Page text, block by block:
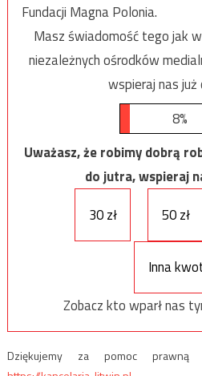
Fundacji Magna Polonia.
Masz świadomość tego jak
niezależnych ośrodków
wspieraj nas
8%
Uważasz, że robimy dobrą
do jutra, wspieraj
30 zł
50 zł
Inna
Zobacz kto wparł nas
Dziękujemy za pomoc prawną